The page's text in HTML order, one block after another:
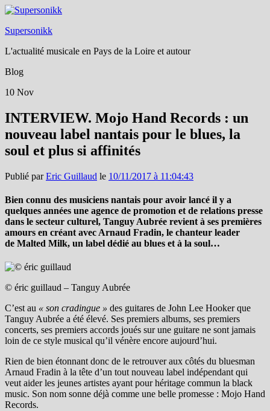
Supersonikk
L'actualité musicale en Pays de la Loire et autour
Blog
10 Nov
INTERVIEW. Mojo Hand Records : un
nouveau label nantais pour le blues, la
soul et plus si affinités
Publié parEric Guillaud le 10/11/2017 à 11:04:43
Bien connu des musiciens nantais pour avoir lancé il y a
quelques années une agence de promotion et de relations presse
dans le secteur culturel, Tanguy Aubrée revient à ses premières
amours en créant avec Arnaud Fradin, le chanteur leader
de Malted Milk, un label dédié au blues et à la soul…
© éric guillaud – Tanguy Aubrée
C’est au « son cradingue » des guitares de John Lee Hooker que
Tanguy Aubrée a été élevé. Ses premiers albums, ses premiers
concerts, ses premiers accords joués sur une guitare ne sont jamais
loin de ce style musical qu’il vénère encore aujourd’hui.
Rien de bien étonnant donc de le retrouver aux côtés du bluesman
Arnaud Fradin à la tête d’un tout nouveau label indépendant qui
veut aider les jeunes artistes ayant pour héritage commun la black
music. Son nom sonne déjà comme une belle promesse : Mojo Hand
Records.